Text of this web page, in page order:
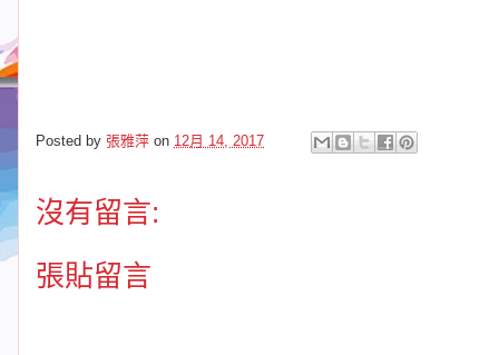
Posted by 張雅萍 on 12月 14, 2017
沒有留言:
張貼留言